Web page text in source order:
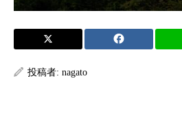
投稿者: nagato